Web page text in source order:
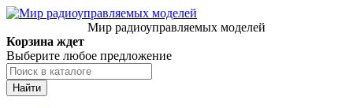
Мир радиоуправляемых моделей
Корзина ждет
Выберите любое предложение
Найти